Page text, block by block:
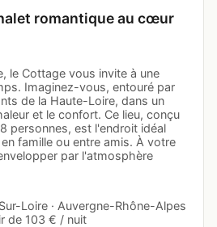
romantique au cœur
le Cottage vous invite à une
Imaginez-vous, entouré par
de la Haute-Loire, dans un
et le confort. Ce lieu, conçu
personnes, est l'endroit idéal
famille ou entre amis. À votre
par l'atmosphère
Loire · Auvergne-Rhône-Alpes
de 103 € / nuit